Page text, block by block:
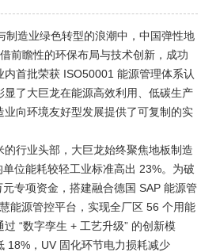
制造业绿色转型的浪潮中，中国弹性地
瞻性的环保布局与技术创新，成功
首批荣获 ISO50001 能源管理体系认
了大巨龙在能源高效利用、低碳生产
向环境友好型发展提供了可复制的实
行业头部，大巨龙始终聚焦地板制造
位能耗较轻工业标准高出 23%。为破
专项资金，搭建融合德国 SAP 能源管
能源管控平台，实现全厂区 56 个用能
“数字孪生 + 工艺升级” 的创新模
18%，UV 固化环节电力损耗减少